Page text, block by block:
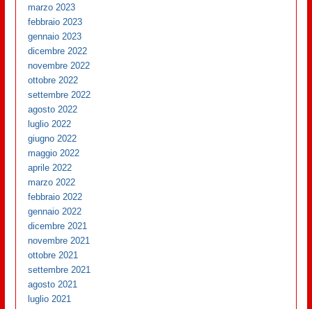
marzo 2023
febbraio 2023
gennaio 2023
dicembre 2022
novembre 2022
ottobre 2022
settembre 2022
agosto 2022
luglio 2022
giugno 2022
maggio 2022
aprile 2022
marzo 2022
febbraio 2022
gennaio 2022
dicembre 2021
novembre 2021
ottobre 2021
settembre 2021
agosto 2021
luglio 2021